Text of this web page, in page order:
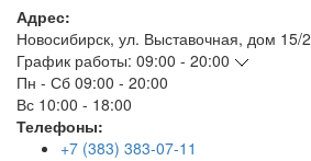
Адрес:
Новосибирск, ул. Выставочная, дом 15/2
График работы: 09:00 - 20:00
Пн - Сб 09:00 - 20:00
Вс 10:00 - 18:00
Телефоны:
+7 (383) 383-07-11